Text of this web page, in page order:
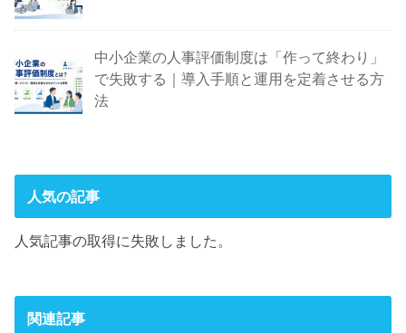
中小企業の人事評価制度は「作って終わり」
で失敗する｜導入手順と運用を定着させる方
法
人気の記事
人気記事の取得に失敗しました。
関連記事